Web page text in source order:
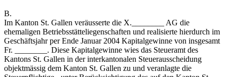
B.
Im Kanton St. Gallen veräusserte die X.________ AG die
ehemaligen Betriebsstätteliegenschaften und realisierte hierdurch im
Geschäftsjahr per Ende Januar 2004 Kapitalgewinne von insgesamt
Fr. ________. Diese Kapitalgewinne wies das Steueramt des
Kantons St. Gallen in der interkantonalen Steuerausscheidung
objektmässig dem Kanton St. Gallen zu und veranlagte die